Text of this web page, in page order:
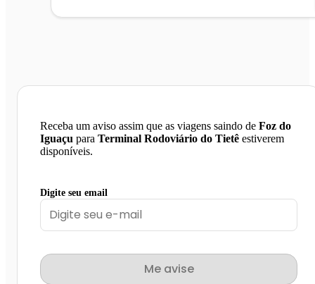
Receba um aviso assim que as viagens saindo de Foz do
Iguaçu para Terminal Rodoviário do Tietê estiverem
disponíveis.
Digite seu email
Me avise